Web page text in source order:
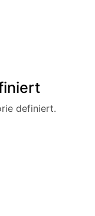
definiert.